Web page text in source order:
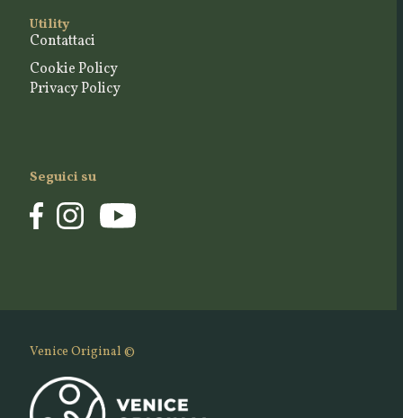
Utility
Contattaci
Cookie Policy
Privacy Policy
Seguici su
Venice Original ©